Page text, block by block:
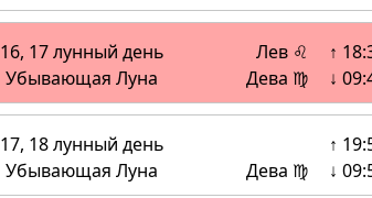
16, 17 лунный день
Убывающая Луна
Лев ♌
Дева ♍
↑
↓
17, 18 лунный день
Убывающая Луна
Дева ♍
↑
↓